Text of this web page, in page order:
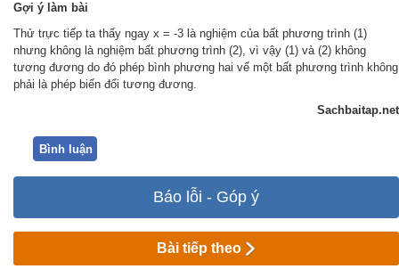
Gợi ý làm bài
Thử trực tiếp ta thấy ngay x = -3 là nghiệm của bất phương trình (1)
nhưng không là nghiệm bất phương trình (2), vì vậy (1) và (2) không
tương đương do đó phép bình phương hai vế một bất phương trình không
phải là phép biến đổi tương đương.
Sachbaitap.net
Bình luận
Báo lỗi - Góp ý
Bài tiếp theo